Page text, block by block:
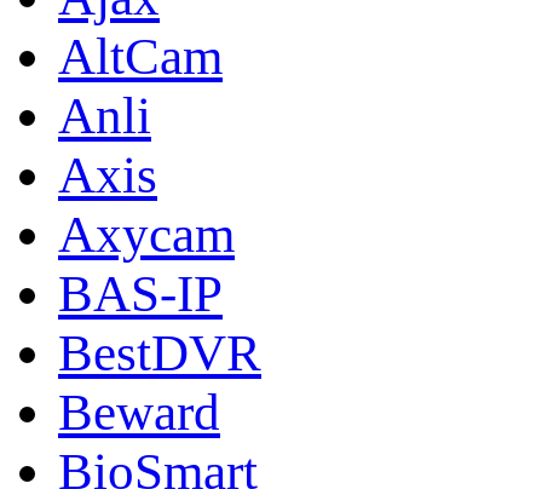
AltCam
Anli
Axis
Axycam
BAS-IP
BestDVR
Beward
BioSmart